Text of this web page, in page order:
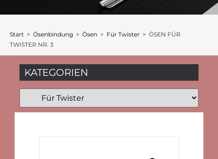
Start > Ösenbindung > Ösen > Für Twister > ÖSEN FÜR
TWISTER NR. 3
KATEGORIEN